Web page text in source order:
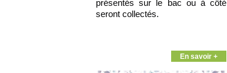
présentés sur le bac ou à côté
seront collectés.
En savoir +